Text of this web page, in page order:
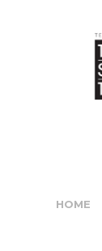
HOME